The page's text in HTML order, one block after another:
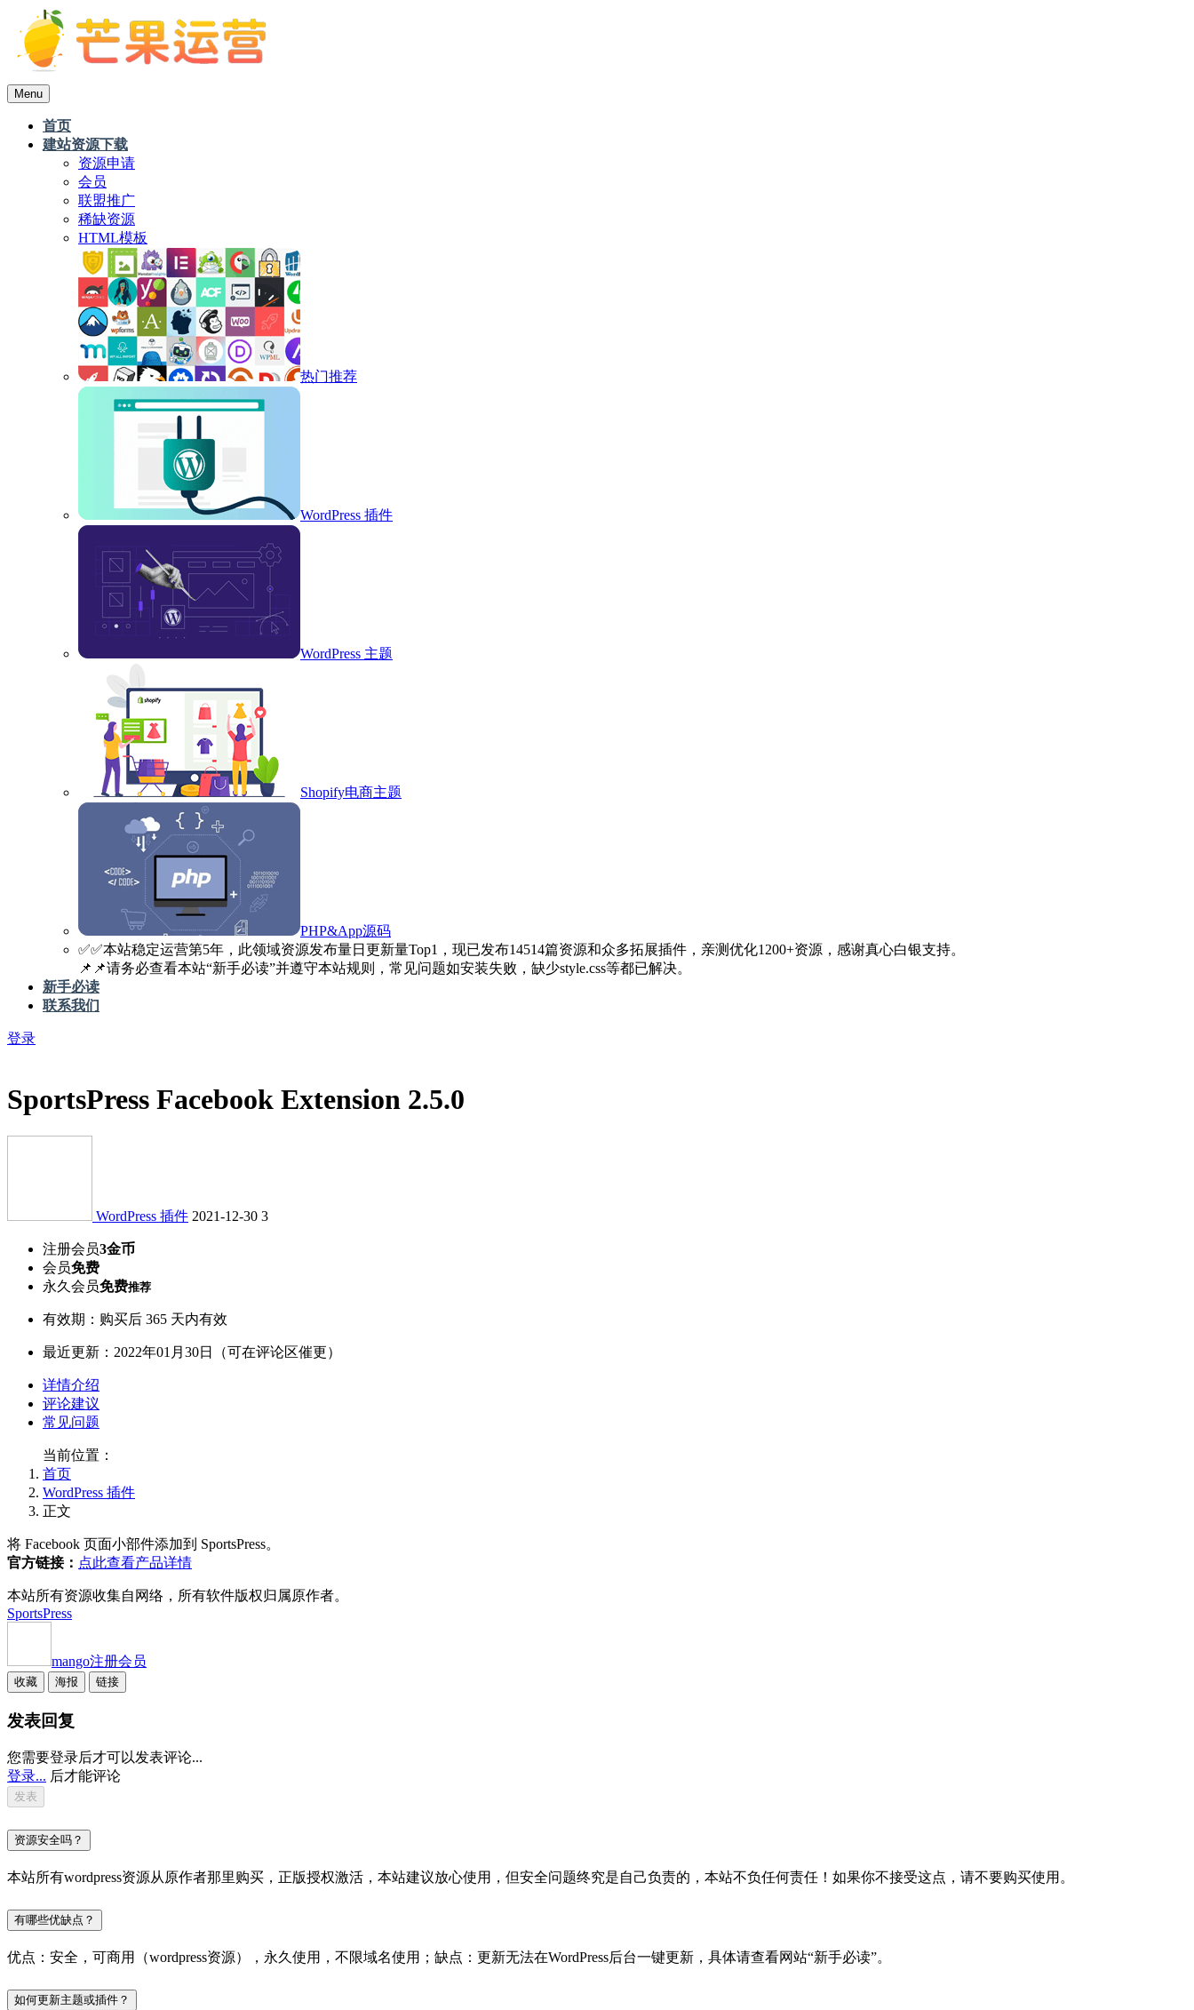
Menu
首页
建站资源下载
资源申请
会员
联盟推广
稀缺资源
HTML模板
热门推荐
WordPress 插件
WordPress 主题
Shopify电商主题
PHP&App源码
✅️✅️本站稳定运营第5年，此领域资源发布量日更新量Top1，现已发布14514篇资源和众多拓展插件，亲测优化1200+资源，感谢真心白银支持。
📌📌请务必查看本站“新手必读”并遵守本站规则，常见问题如安装失败，缺少style.css等都已解决。
新手必读
联系我们
登录
SportsPress Facebook Extension 2.5.0
WordPress 插件 2021-12-30 3
注册会员3金币
会员免费
永久会员免费推荐
有效期：购买后 365 天内有效
最近更新：2022年01月30日（可在评论区催更）
详情介绍
评论建议
常见问题
当前位置：
首页
WordPress 插件
正文
将 Facebook 页面小部件添加到 SportsPress。
官方链接： 点此查看产品详情
本站所有资源收集自网络，所有软件版权归属原作者。
SportsPress
mango注册会员
收藏 海报 链接
发表回复
您需要登录后才可以发表评论...
登录... 后才能评论
资源安全吗？
本站所有wordpress资源从原作者那里购买，正版授权激活，本站建议放心使用，但安全问题终究是自己负责的，本站不负任何责任！如果你不接受这点，请不要购买使用。
有哪些优缺点？
优点：安全，可商用（wordpress资源），永久使用，不限域名使用；缺点：更新无法在WordPress后台一键更新，具体请查看网站“新手必读”。
如何更新主题或插件？